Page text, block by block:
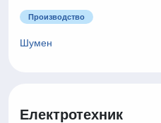
Производство
Шумен
Електротехник